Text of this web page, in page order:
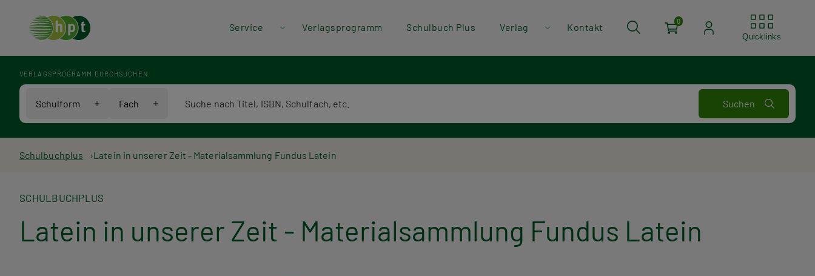
Header
Menü
Service Verlagsprogramm Schulbuch Plus Verlag Kontakt
0
Quicklinks
VERLAGSPROGRAMM DURCHSUCHEN
Schulform Fach
Pfadnavigation
Schulbuchplus Latein in unserer Zeit - Materialsammlung Fundus Latein
SCHULBUCHPLUS
Latein in unserer Zeit - Materialsammlung Fundus Latein